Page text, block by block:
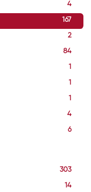
4
167
2
84
1
1
1
4
6
303
14